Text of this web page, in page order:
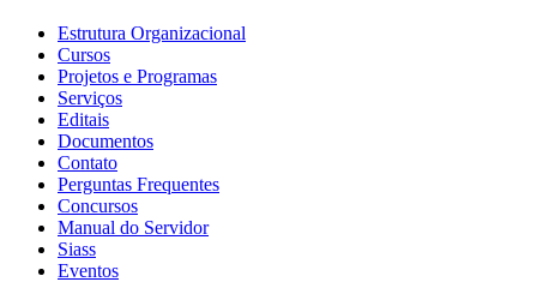
Estrutura Organizacional
Cursos
Projetos e Programas
Serviços
Editais
Documentos
Contato
Perguntas Frequentes
Concursos
Manual do Servidor
Siass
Eventos